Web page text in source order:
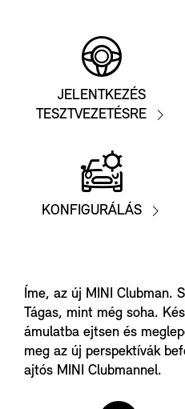
JELENTKEZÉS
TESZTVEZETÉSRE
KONFIGURÁLÁS
Íme, az új MINI Clubman.
Tágas, mint még soha.
ámulatba ejtsen és
meg az új perspektívák
ajtós MINI Clubmannel.